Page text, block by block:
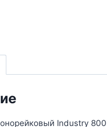
Industry